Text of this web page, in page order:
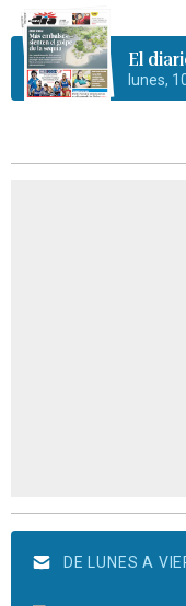
El
lunes,
DE LUNES A